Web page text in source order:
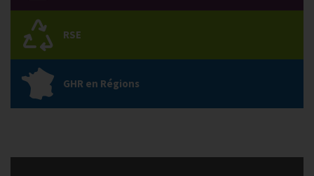
RSE
GHR en Régions